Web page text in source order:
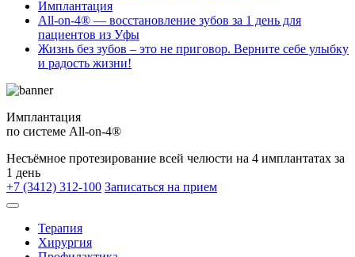
Имплантация
All-on-4® — восстановление зубов за 1 день для
пациентов из Уфы
Жизнь без зубов – это не приговор. Верните себе улыбку
и радость жизни!
Имплантация
по системе All-on-4®
Несъёмное протезирование всей челюсти на 4 имплантатах за
1 день
+7 (3412) 312-100 Записаться на прием
Терапия
Хирургия